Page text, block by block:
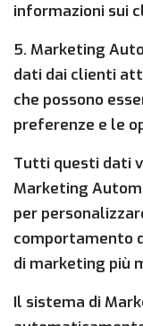
informazioni sui
5. Marketing
dati dai clienti
che possono
preferenze e le
Tutti questi dati
Marketing
per
comportamento
di marketing più
Il sistema di